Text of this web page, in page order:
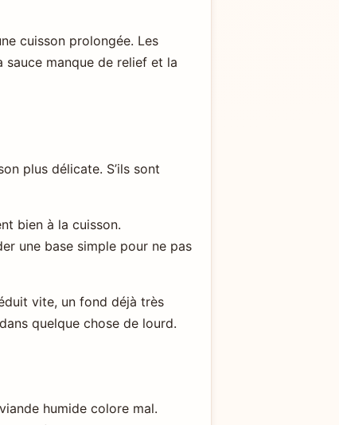
cuisson prolongée. Les
manque de relief et la
plus délicate. S’ils sont
bien à la cuisson.
une base simple pour ne pas
vite, un fond déjà très
quelque chose de lourd.
humide colore mal.